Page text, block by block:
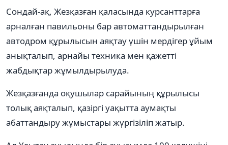
Сондай-ақ, Жезқазған қаласында курсанттарға
арналған павильоны бар автоматтандырылған
автодром құрылысын аяқтау үшін мердігер ұйым
анықталып, арнайы техника мен қажетті
жабдықтар жұмылдырылуда.
Жезқазғанда оқушылар сарайының құрылысы
толық аяқталып, қазіргі уақытта аумақты
абаттандыру жұмыстары жүргізіліп жатыр.